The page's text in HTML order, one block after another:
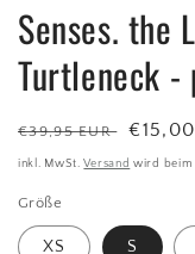
Senses. the
Turtleneck -
Normaler
Preis
€39,95 EUR €15,00
inkl. MwSt.Versand wird beim
Größe
XS S